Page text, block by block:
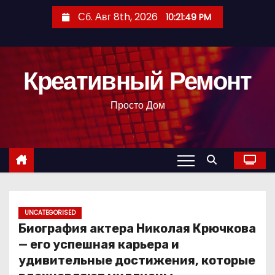
с
Сб. Авг 8th, 2026 10:21:50 PM
Креативный Ремонт
Просто Дом
UNCATEGORISED
Биография актера Николая Крючкова
— его успешная карьера и
удивительные достижения, которые